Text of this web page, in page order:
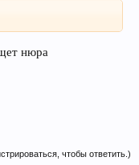
нюра
чтобы ответить.)